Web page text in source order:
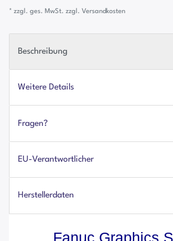
* zzgl. ges. MwSt. zzgl. Versandkosten
Beschreibung
Weitere Details
Fragen?
EU-Verantwortlicher
Herstellerdaten
Fanuc Graphics